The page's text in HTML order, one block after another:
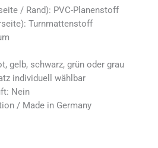
/ Rand): PVC-Planenstoff
Turnmattenstoff
gelb, schwarz, grün oder grau
individuell wählbar
Nein
/ Made in Germany